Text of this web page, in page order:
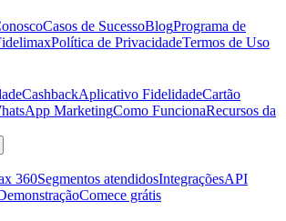
Casos de SucessoBlogPrograma de
Política de PrivacidadeTermos de Uso
CashbackAplicativo FidelidadeCartão
MarketingComo FuncionaRecursos da
360Segmentos atendidosIntegraçõesAPI
Comece grátis